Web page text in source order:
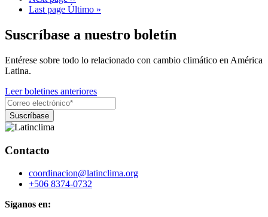
Last page Último »
Suscríbase a nuestro boletín
Entérese sobre todo lo relacionado con cambio climático en América
Latina.
Leer boletines anteriores
Contacto
coordinacion@latinclima.org
+506 8374-0732
Síganos en: